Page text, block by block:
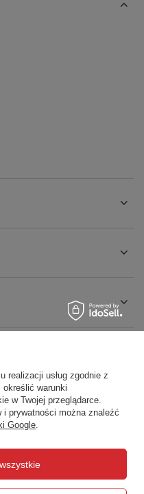
25 ,15-727 Białystok
realizacji usług zgodnie z
określić warunki
w Twojej przeglądarce.
i prywatności można znaleźć
Google.